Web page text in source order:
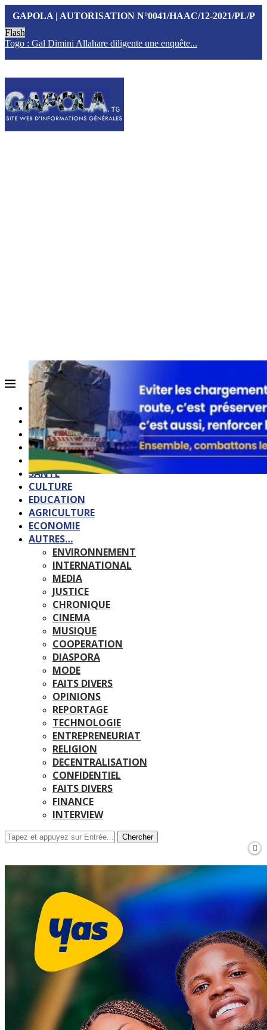
GAPOLA | AUTORISATION N°0041/HAAC/12-2021/PL/P
Flash
Togo : Gal Dimini Allahare diligente une enquête...
ACCUEIL
QUI SOMMES-NOUS?
POLITIQUE
SOCIETE
SPORTS
SANTE
CULTURE
EDUCATION
AGRICULTURE
ECONOMIE
AUTRES…
ENVIRONNEMENT
INTERNATIONAL
MEDIA
JUSTICE
CHRONIQUE
CINEMA
MUSIQUE
COOPERATION
DIASPORA
MODE
FAITS DIVERS
OPINIONS
REPORTAGE
TECHNOLOGIE
ENTREPRENEURIAT
RELIGION
DECENTRALISATION
CONFIDENTIEL
FAITS DIVERS
FINANCE
INTERVIEW
Chercher